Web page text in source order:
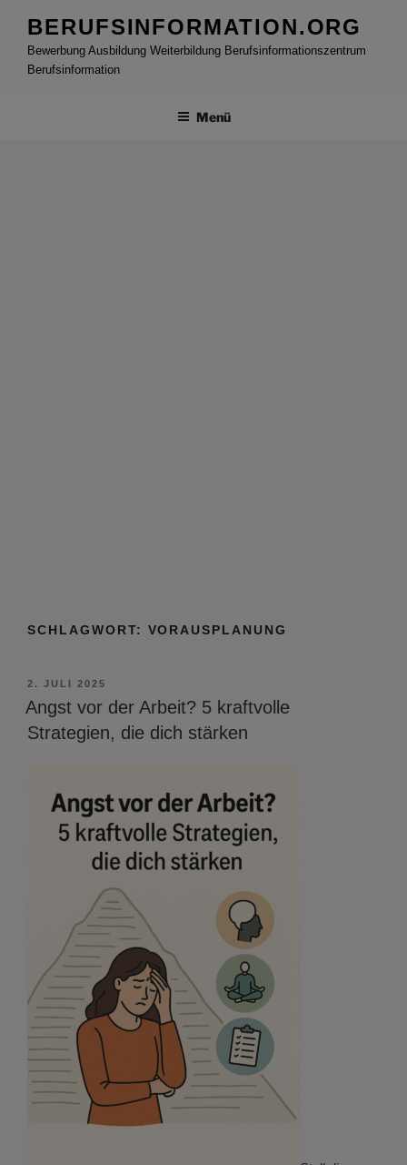
Inhalt
springen
BERUFSINFORMATION.ORG
Bewerbung Ausbildung Weiterbildung Berufsinformationszentrum
Berufsinformation
Menü
SCHLAGWORT: VORAUSPLANUNG
VERÖFFENTLICHT
AM
2. JULI 2025
Angst vor der Arbeit? 5 kraftvolle
Strategien, die dich stärken